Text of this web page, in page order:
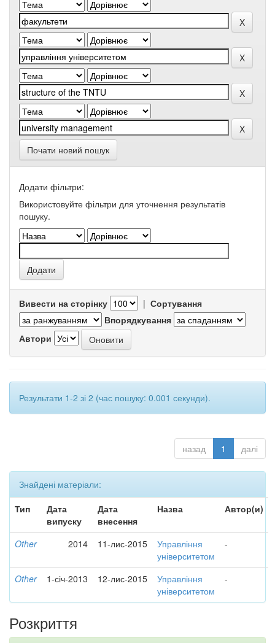
Почати новий пошук
Додати фільтри:
Використовуйте фільтри для уточнення результатів
пошуку.
Вивести на сторінку | Сортування
Впорядкування
Автори
Результати 1-2 зі 2 (час пошуку: 0.001 секунди).
назад 1 далі
Знайдені матеріали:
Тип
Дата
випуску
Дата
внесення
Назва Автор(и)
Other 2014 11-лис-2015
Управління
університетом
-
Other 1-січ-2013 12-лис-2015
Управління
університетом
-
Розкриття